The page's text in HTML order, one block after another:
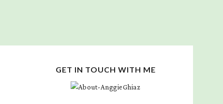
GET IN TOUCH WITH ME